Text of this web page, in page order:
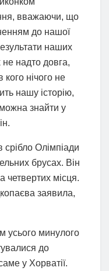
вважаючи, що
до нашої
наших
надто довга,
кого нічого не
нашу історію,
знайти у
Олімпіади
брусах. Він
четвертих місця.
заявила,
усього минулого
до
у Хорватії.